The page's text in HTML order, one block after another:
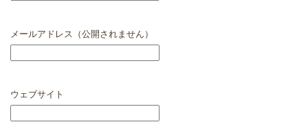
メールアドレス（公開されません）
ウェブサイト